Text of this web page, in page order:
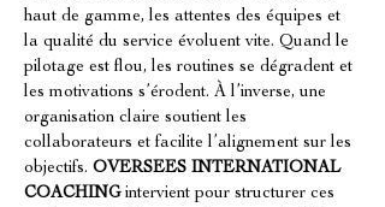
haut de gamme, les attentes des équipes et
la qualité du service évoluent vite. Quand le
pilotage est flou, les routines se dégradent et
les motivations s’érodent. À l’inverse, une
organisation claire soutient les
collaborateurs et facilite l’alignement sur les
objectifs. OVERSEES INTERNATIONAL
COACHING intervient pour structurer ces